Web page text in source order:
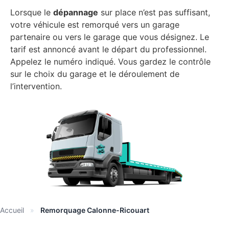
Lorsque le dépannage sur place n’est pas suffisant,
votre véhicule est remorqué vers un garage
partenaire ou vers le garage que vous désignez. Le
tarif est annoncé avant le départ du professionnel.
Appelez le numéro indiqué. Vous gardez le contrôle
sur le choix du garage et le déroulement de
l’intervention.
Accueil » Remorquage Calonne-Ricouart